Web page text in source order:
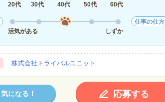
20代
30代 40代 50代 60代
活気がある
しずか
仕事の仕方
株式会社トライバルユニット
気になる！ 応募する